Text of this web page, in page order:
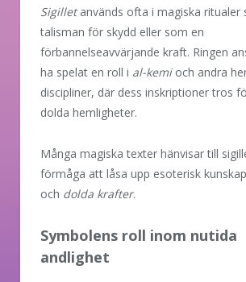
Sigilletanvänds ofta i magiska ritualer
talisman för skydd eller som en
förbannelseavvärjande kraft. Ringen
ha spelat en roll i al-kemioch andra
discipliner, där dess inskriptioner tros
dolda hemligheter.
Många magiska texter hänvisar till
förmåga att låsa upp esoterisk kunskap
och dolda krafter.
Symbolens roll inom nutida
andlighet